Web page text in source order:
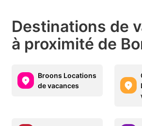
Destinations de
à proximité de
Broons Locations
de vacances